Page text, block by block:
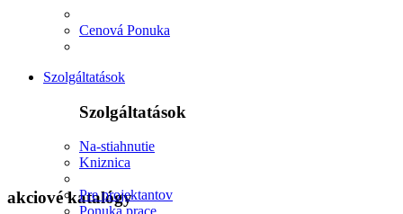
Cenová Ponuka
Szolgáltatások
Szolgáltatások
Na-stiahnutie
Kniznica
Pre projektantov
akciové katalógy